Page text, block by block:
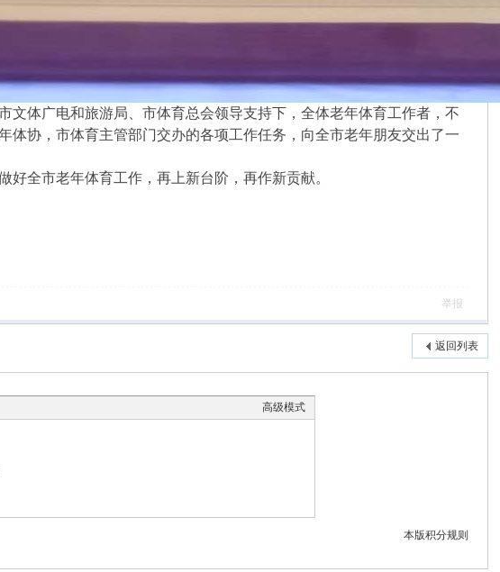
文体广电和旅游局、市体育总会领导支持下，全体老年体育工作者，不
协，市体育主管部门交办的各项工作任务，向全市老年朋友交出了一
全市老年体育工作，再上新台阶，再作新贡献。
举报
返回列表
高级模式
本版积分规则